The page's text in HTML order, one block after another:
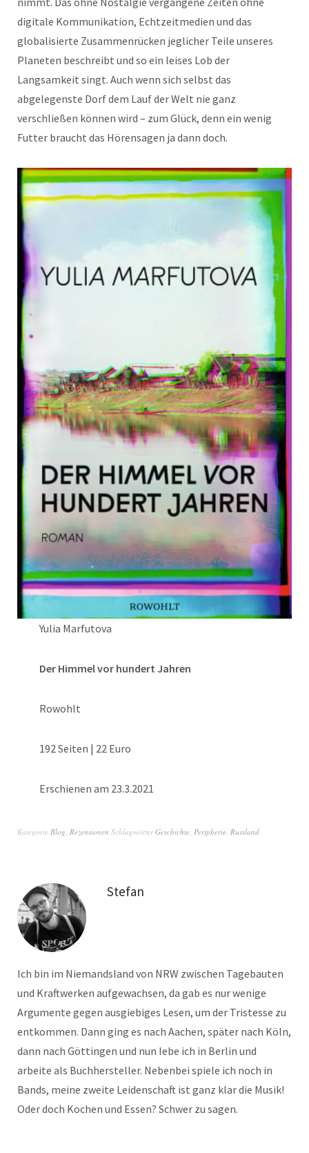
digitale Kommunikation, Echtzeitmedien und das
globalisierte Zusammenrücken jeglicher Teile unseres
Planeten beschreibt und so ein leises Lob der
Langsamkeit singt. Auch wenn sich selbst das
abgelegenste Dorf dem Lauf der Welt nie ganz
verschließen können wird – zum Glück, denn ein wenig
Futter braucht das Hörensagen ja dann doch.
Yulia Marfutova
Der Himmel vor hundert Jahren
Rowohlt
192 Seiten | 22 Euro
Erschienen am 23.3.2021
Kategorie Blog, Rezensionen SchlagwörterGeschichte, Peripherie, Russland
Stefan
Ich bin im Niemandsland von NRW zwischen Tagebauten
und Kraftwerken aufgewachsen, da gab es nur wenige
Argumente gegen ausgiebiges Lesen, um der Tristesse zu
entkommen. Dann ging es nach Aachen, später nach Köln,
dann nach Göttingen und nun lebe ich in Berlin und
arbeite als Buchhersteller. Nebenbei spiele ich noch in
Bands, meine zweite Leidenschaft ist ganz klar die Musik!
Oder doch Kochen und Essen? Schwer zu sagen.